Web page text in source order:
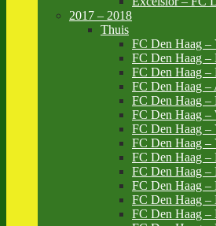
2017 – 2018
Thuis
FC Den Haag –
FC Den Haag –
FC Den Haag –
FC Den Haag –
FC Den Haag –
FC Den Haag –
FC Den Haag –
FC Den Haag
FC Den Haag
FC Den Haag –
FC Den Haag –
FC Den Haag –
FC Den Haag –